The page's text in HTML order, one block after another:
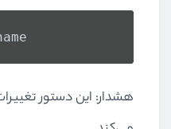
هشدار: این دستور